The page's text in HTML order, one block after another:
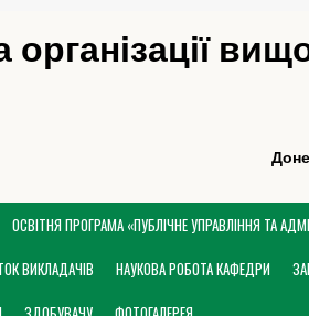
ОСВІТНЯ ПРОГРАМА «ПУБЛІЧНЕ УПРАВЛІННЯ ТА
ВИКЛАДАЧІВ
НАУКОВА РОБОТА КАФЕДРИ